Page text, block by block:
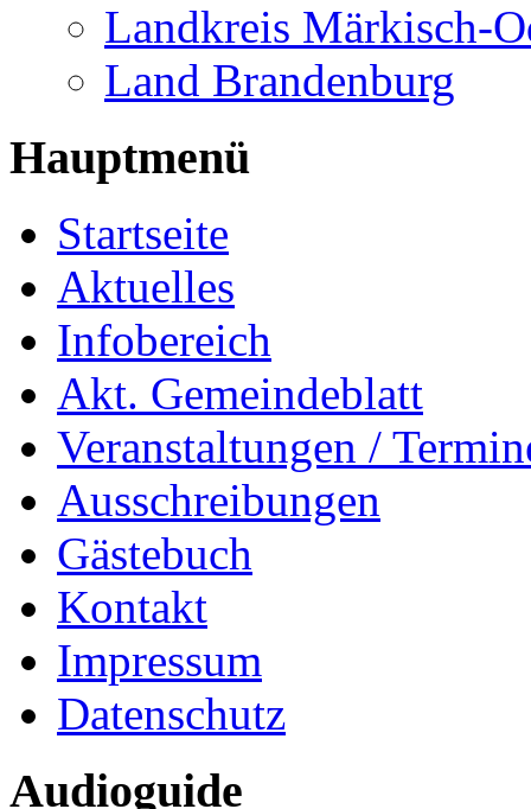
Landkreis Märkisch-
Land Brandenburg
Hauptmenü
Startseite
Aktuelles
Infobereich
Akt. Gemeindeblatt
Veranstaltungen /
Ausschreibungen
Gästebuch
Kontakt
Impressum
Datenschutz
Audioguide